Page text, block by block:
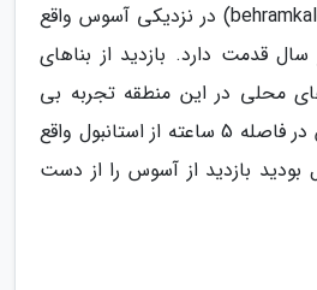
می شوند. بهرام کاله (behramkale) در نزدیکی آسوس واقع
از 3 هزار سال قدمت دارد. بازدید از بناهای
محلی در این منطقه تجربه بی
نظیر خواهد بود. آسوس در فاصله 5 ساعته از استانبول واقع
بودید بازدید از آسوس را از دست